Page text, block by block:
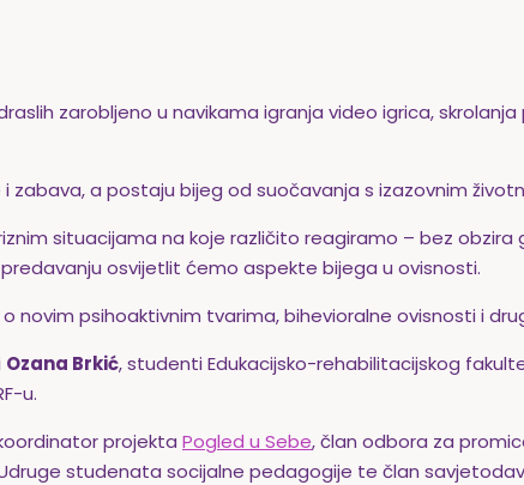
zarobljeno u navikama igranja video igrica,
a postaju bijeg od suočavanja s izazovnim
situacijama na koje različito reagiramo – bez obzira
osvijetlit ćemo aspekte bijega u ovisnosti.
novim psihoaktivnim tvarima, bihevioralne ovisnosti i
Ozana Brkić, studenti Edukacijsko-rehabilitacijskog
u.
projekta Pogled u Sebe, član odbora za
studenata socijalne pedagogije te član